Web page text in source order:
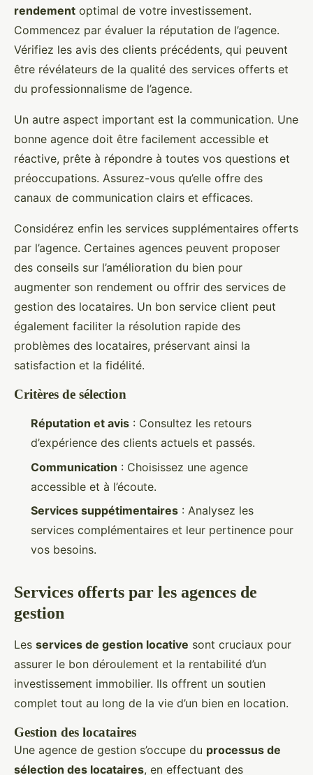
rendement optimal de votre investissement.
Commencez par évaluer la réputation de l’agence.
Vérifiez les avis des clients précédents, qui peuvent
être révélateurs de la qualité des services offerts et
du professionnalisme de l’agence.
Un autre aspect important est la communication. Une
bonne agence doit être facilement accessible et
réactive, prête à répondre à toutes vos questions et
préoccupations. Assurez-vous qu’elle offre des
canaux de communication clairs et efficaces.
Considérez enfin les services supplémentaires offerts
par l’agence. Certaines agences peuvent proposer
des conseils sur l’amélioration du bien pour
augmenter son rendement ou offrir des services de
gestion des locataires. Un bon service client peut
également faciliter la résolution rapide des
problèmes des locataires, préservant ainsi la
satisfaction et la fidélité.
Critères de sélection
Réputation et avis : Consultez les retours
d’expérience des clients actuels et passés.
Communication : Choisissez une agence
accessible et à l’écoute.
Services suppétimentaires : Analysez les
services complémentaires et leur pertinence pour
vos besoins.
Services offerts par les agences de
gestion
Les services de gestion locative sont cruciaux pour
assurer le bon déroulement et la rentabilité d’un
investissement immobilier. Ils offrent un soutien
complet tout au long de la vie d’un bien en location.
Gestion des locataires
Une agence de gestion s’occupe du processus de
sélection des locataires, en effectuant des